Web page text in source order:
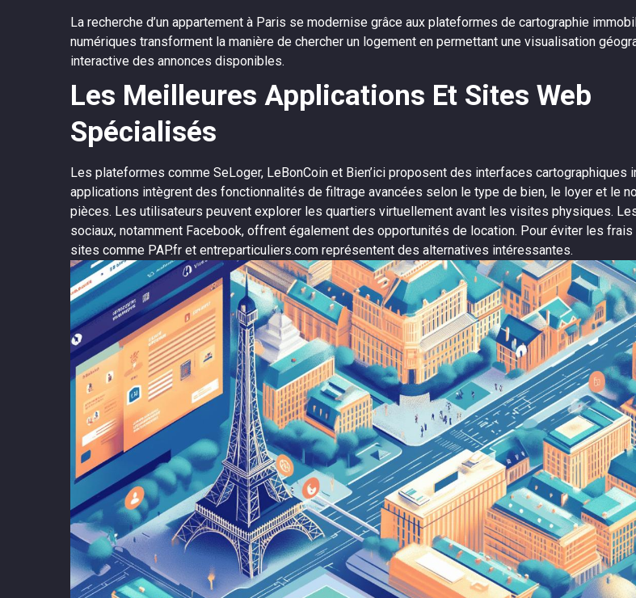
La recherche d’un appartement à Paris se modernise grâce aux plateformes de cartographie
numériques transforment la manière de chercher un logement en permettant une visualisation
interactive des annonces disponibles.
Les Meilleures Applications Et Sites Web
Spécialisés
Les plateformes comme SeLoger, LeBonCoin et Bien’ici proposent des interfaces cartographiques
applications intègrent des fonctionnalités de filtrage avancées selon le type de bien, le loyer et le
pièces. Les utilisateurs peuvent explorer les quartiers virtuellement avant les visites physiques.
sociaux, notamment Facebook, offrent également des opportunités de location. Pour éviter les frais
sites comme PAP.fr et entreparticuliers.com représentent des alternatives intéressantes.